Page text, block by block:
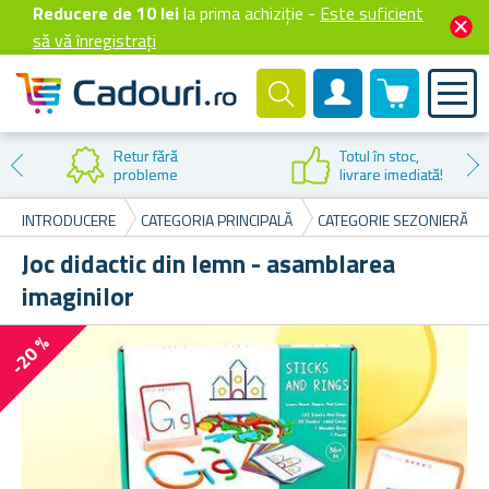
Reducere de 10 leila prima achiziție - Este suficient
să vă înregistrați
Cont client
0 produselor
Retur fără
probleme
Totul în stoc,
livrare imediată!
INTRODUCERE
CATEGORIA PRINCIPALĂ CATEGORIE SEZONIERĂ
Joc didactic din lemn - asamblarea
imaginilor
-20 %